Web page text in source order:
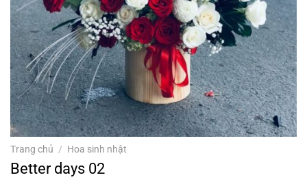
Trang chủ / Hoa sinh nhật
Better days 02